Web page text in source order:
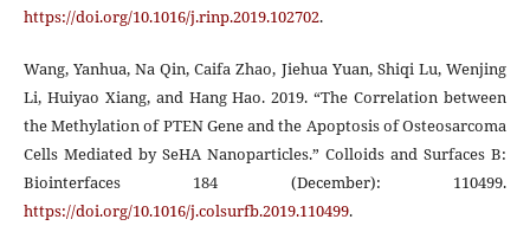
https://doi.org/10.1016/j.rinp.2019.102702.
Wang, Yanhua, Na Qin, Caifa Zhao, Jiehua Yuan, Shiqi Lu, Wenjing
Li, Huiyao Xiang, and Hang Hao. 2019. “The Correlation between
the Methylation of PTEN Gene and the Apoptosis of Osteosarcoma
Cells Mediated by SeHA Nanoparticles.” Colloids and Surfaces B:
Biointerfaces 184 (December): 110499.
https://doi.org/10.1016/j.colsurfb.2019.110499.